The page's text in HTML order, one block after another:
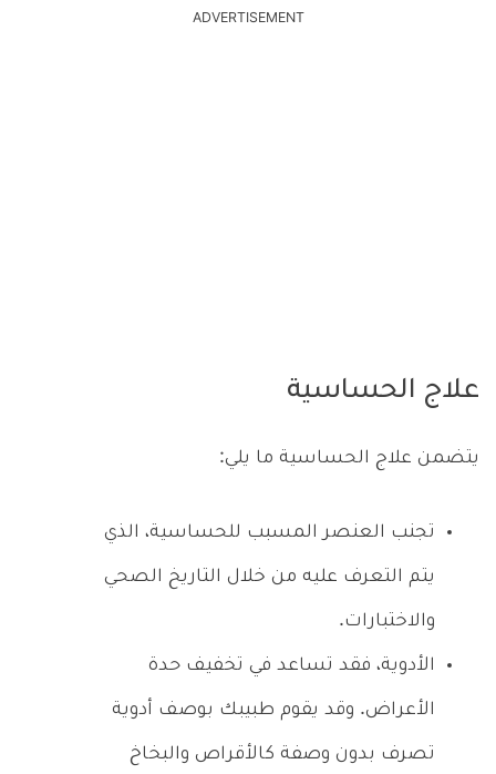
ADVERTISEMENT
علاج الحساسية
يتضمن علاج الحساسية ما يلي:
تجنب العنصر المسبب للحساسية، الذي
يتم التعرف عليه من خلال التاريخ الصحي
والاختبارات.
الأدوية، فقد تساعد في تخفيف حدة
الأعراض. وقد يقوم طبيبك بوصف أدوية
تصرف بدون وصفة كالأقراص والبخاخ